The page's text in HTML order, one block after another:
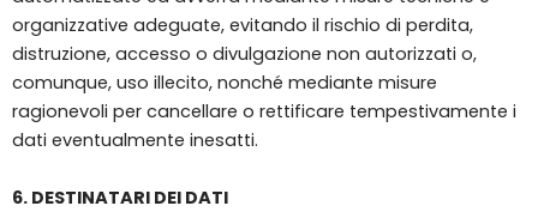
organizzative adeguate, evitando il rischio di perdita,
distruzione, accesso o divulgazione non autorizzati o,
comunque, uso illecito, nonché mediante misure
ragionevoli per cancellare o rettificare tempestivamente i
dati eventualmente inesatti.
6. DESTINATARI DEI DATI